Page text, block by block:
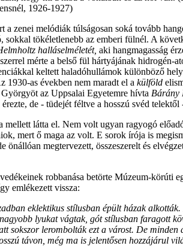
1926-1927)
zenei melódiák túlságosan soká tovább
tökéletlenebb az emberi fülnél. A
halláselméletét, aki hangmagasság
mérte a belső fül hártyájának hidrogén-
keltett haladóhullámok különböző
1930-as években nem maradt el a külföld
az Uppsalai Egyetemre hívta Bárány
de - tüdejét féltve a hosszú svéd telektől
látta el. Nem volt ugyan ragyogó
mert ő maga az volt. E sorok írója is
megtervezett, összeszerelt és
robbanása betörte Múzeum-körúti
emlékezett vissza:
eklektikus stílusban épült házak
lyukat vágtak, gót stílusban faragott
sokszor lerombolták ezt a várost. De minden
távon, még ma is jelentősen hozzájárul